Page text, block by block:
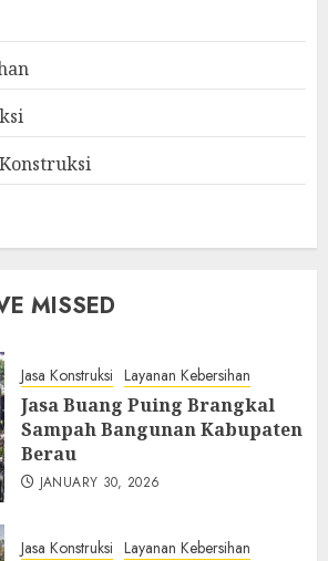
MISSED
Jasa Konstruksi Layanan Kebersihan
Jasa Buang Puing Brangkal
Sampah Bangunan Kabupaten
Berau
JANUARY 30, 2026
Jasa Konstruksi Layanan Kebersihan